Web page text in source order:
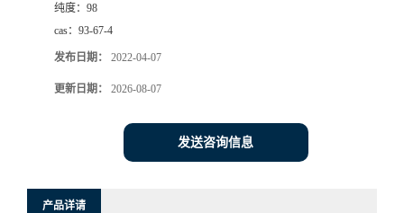
纯度： 98
cas： 93-67-4
发布日期： 2022-04-07
更新日期： 2026-08-07
发送咨询信息
产品详请